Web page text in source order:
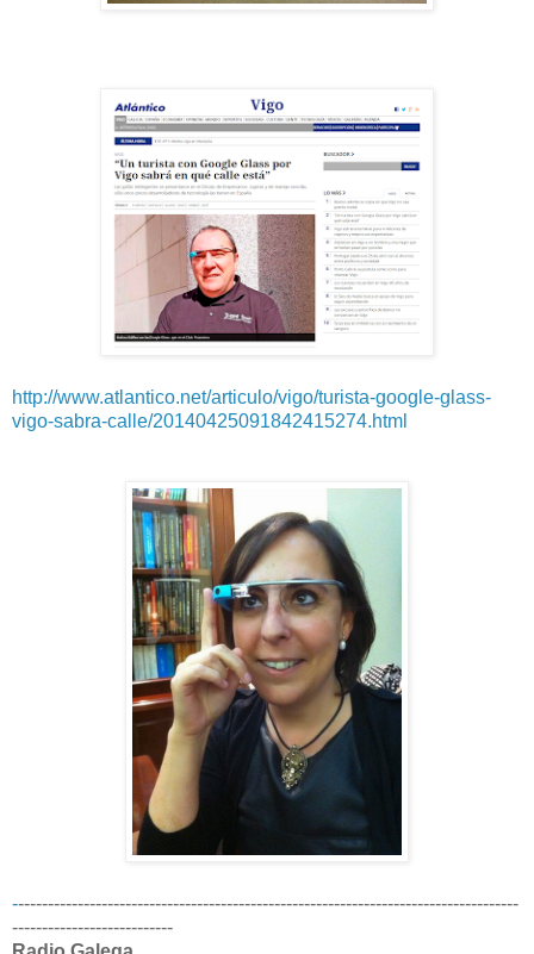
http://www.atlantico.net/articulo/vigo/turista-google-glass-
vigo-sabra-calle/20140425091842415274.html
-------------------------------------------------------------------------------------
---------------------------